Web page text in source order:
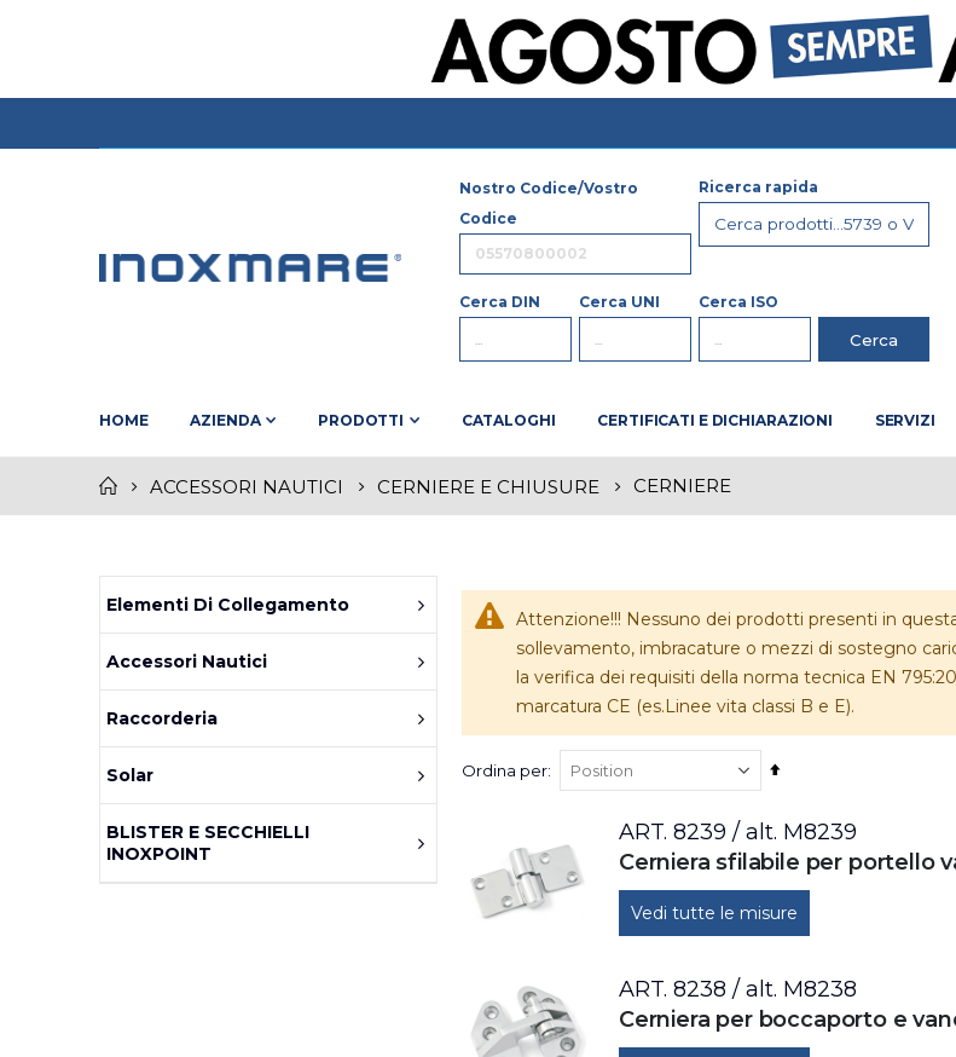
Nostro Codice/Vostro
Codice
Ricerca rapida
Cerca DIN Cerca UNI Cerca ISO
HOME AZIENDA PRODOTTI CATALOGHI CERTIFICATI E DICHIARAZIONI SERVIZI
ACCESSORI NAUTICI CERNIERE E CHIUSURE CERNIERE
Attenzione!!! Nessuno dei prodotti presenti in
sollevamento, imbracature o mezzi di sostegno
la verifica dei requisiti della norma tecnica EN
marcatura CE (es.Linee vita classi B e E).
Ordina per
Set
Direction
ART. 8239 / alt. M8239
Vedi tutte le misure
ART. 8238 / alt. M8238
Elementi Di Collegamento
Accessori Nautici
Raccorderia
Solar
BLISTER E SECCHIELLI
INOXPOINT